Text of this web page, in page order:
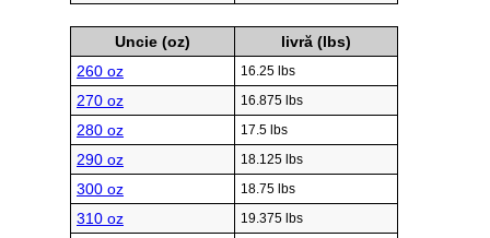
Uncie (oz)
livră (lbs)
260 oz
16.25 lbs
270 oz 16.875 lbs
280 oz 17.5 lbs
290 oz 18.125 lbs
300 oz 18.75 lbs
310 oz 19.375 lbs